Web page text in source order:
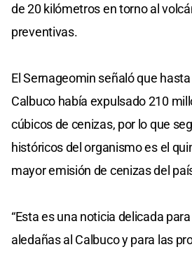
de 20 kilómetros en torno al
preventivas.
El Sernageomin señaló que
Calbuco había expulsado 210
cúbicos de cenizas, por lo que
históricos del organismo es el
mayor emisión de cenizas del
“Esta es una noticia delicada
aledañas al Calbuco y para las